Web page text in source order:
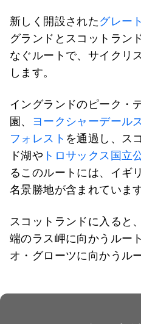
新しく開設されたグレー
グランドとスコットラン
なぐルートで、サイクリ
します。
イングランドのピーク・
園、
ヨークシャーデール
フォレスト を通過し、ス
ド湖や トロサックス国立
るこのルートには、イギ
名景勝地が含まれています
スコットランドに入ると
端のラス岬に向かうルー
オ・グローツに向かうル